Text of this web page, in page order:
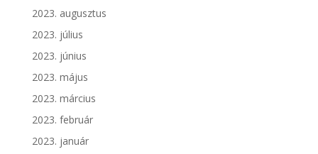
2023. augusztus
2023. július
2023. június
2023. május
2023. március
2023. február
2023. január